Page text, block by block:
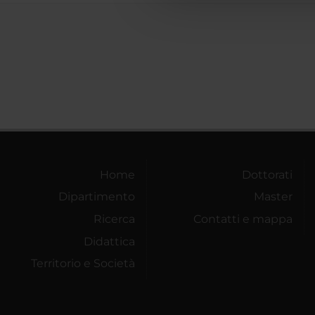
Home
Dipartimento
Ricerca
Didattica
Territorio e Società
Dottorati
Master
Contatti e mappa